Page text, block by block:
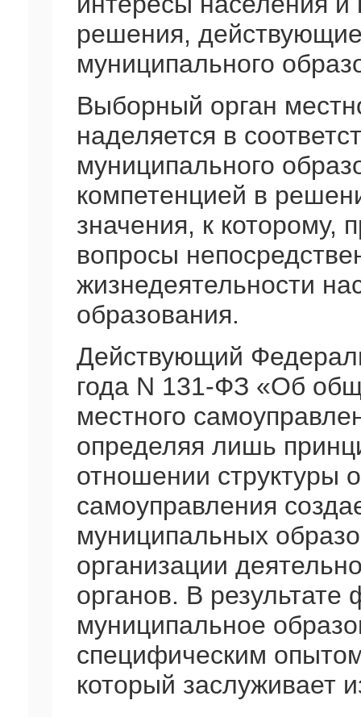
решения,
муниципального
Выборный орган
наделяется в
муниципального
компетенцией в
значения, к которому,
вопросы
жизнедеятельности
образования.
Действующий
года N 131-ФЗ «Об
местного
определяя лишь
отношении структуры
самоуправления
муниципальных
организации
органов. В результате
муниципальное
специфическим
который заслуживает